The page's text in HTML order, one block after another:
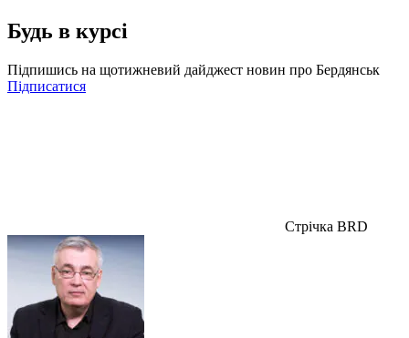
Будь в курсі
Підпишись на щотижневий дайджест новин про Бердянськ
Підписатися
Стрічка BRD